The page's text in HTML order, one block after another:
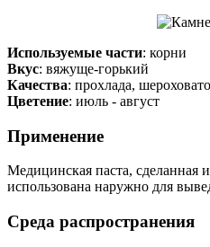
Используемые части: корни
Вкус: вяжуще-горький
Качества: прохлада,
Цветение: июль - август
Применение
Медицинская паста, сделанная
использована наружно для
Среда распространения